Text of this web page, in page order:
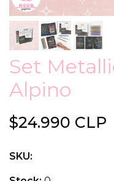
Set
Alpino
$24.990 CLP
SKU: